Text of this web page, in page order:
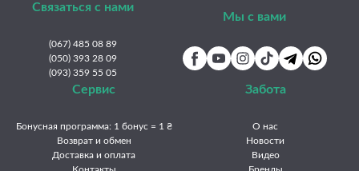
Мукачево Николаев Одесса
Харьков Херсон Хмельницкий Черкассы
Связаться с нами
(067) 485 08 89
(050) 393 28 09
(093) 359 55 05
Мы с вами
Сервис
Бонусная программа: 1 бонус = 1 ₴
Возврат и обмен
Доставка и оплата
Забота
О нас
Новости
Видео